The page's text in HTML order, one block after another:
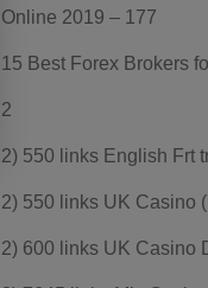
Online 2019 – 177
15 Best Forex Brokers
2
2) 550 links English Frt
2) 550 links UK Casino
2) 600 links UK Casino